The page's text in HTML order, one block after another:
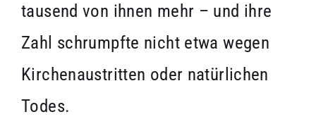
tausend von ihnen mehr – und ihre
Zahl schrumpfte nicht etwa wegen
Kirchenaustritten oder natürlichen
Todes.